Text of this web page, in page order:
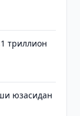
триллион
юзасидан